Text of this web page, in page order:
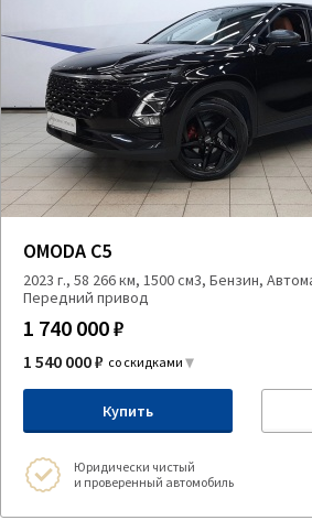
OMODA C5
2023 г., 58 266 км, 1500 см3, Бензин,
Передний привод
1 740 000 ₽
1 540 000 ₽ со скидками
Купить
Юридически чистый
и проверенный автомобиль